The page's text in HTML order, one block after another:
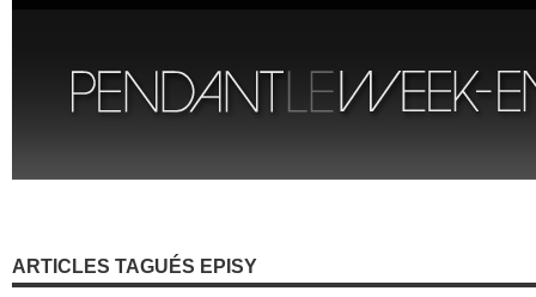
ARTICLES TAGUÉS EPISY